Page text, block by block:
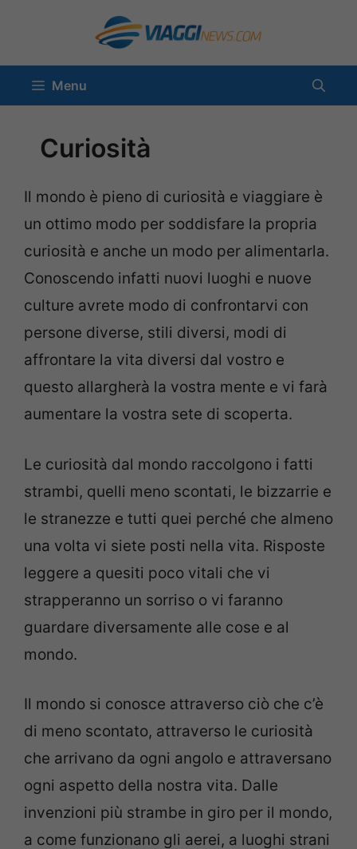
contenuto
Menu
Curiosità
Il mondo è pieno di curiosità e viaggiare è
un ottimo modo per soddisfare la propria
curiosità e anche un modo per alimentarla.
Conoscendo infatti nuovi luoghi e nuove
culture avrete modo di confrontarvi con
persone diverse, stili diversi, modi di
affrontare la vita diversi dal vostro e
questo allargherà la vostra mente e vi farà
aumentare la vostra sete di scoperta.
Le curiosità dal mondo raccolgono i fatti
strambi, quelli meno scontati, le bizzarrie e
le stranezze e tutti quei perché che almeno
una volta vi siete posti nella vita. Risposte
leggere a quesiti poco vitali che vi
strapperanno un sorriso o vi faranno
guardare diversamente alle cose e al
mondo.
Il mondo si conosce attraverso ciò che c’è
di meno scontato, attraverso le curiosità
che arrivano da ogni angolo e attraversano
ogni aspetto della nostra vita. Dalle
invenzioni più strambe in giro per il mondo,
a come funzionano gli aerei, a luoghi strani